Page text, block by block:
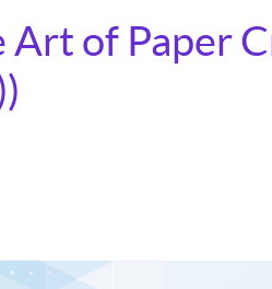
of Paper